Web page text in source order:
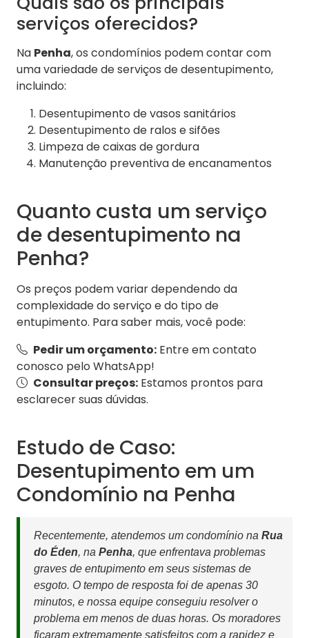
serviços oferecidos?
Na Penha, os condomínios podem contar com
uma variedade de serviços de desentupimento,
incluindo:
Desentupimento de vasos sanitários
Desentupimento de ralos e sifões
Limpeza de caixas de gordura
Manutenção preventiva de encanamentos
Quanto custa um serviço
de desentupimento na
Penha?
Os preços podem variar dependendo da
complexidade do serviço e do tipo de
entupimento. Para saber mais, você pode:
Pedir um orçamento: Entre em contato
conosco pelo WhatsApp!
Consultar preços: Estamos prontos para
esclarecer suas dúvidas.
Estudo de Caso:
Desentupimento em um
Condomínio na Penha
Recentemente, atendemos um condomínio na Rua
do Éden, na Penha, que enfrentava problemas
graves de entupimento em seus sistemas de
esgoto. O tempo de resposta foi de apenas 30
minutos, e nossa equipe conseguiu resolver o
problema em menos de duas horas. Os moradores
ficaram extremamente satisfeitos com a rapidez e